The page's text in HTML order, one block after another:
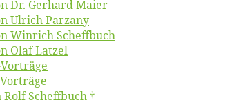
Dr. Ger­hard Maier
Ul­rich Parzany
Win­rich Scheffbuch
Olaf Latzel
Scheffbuch †